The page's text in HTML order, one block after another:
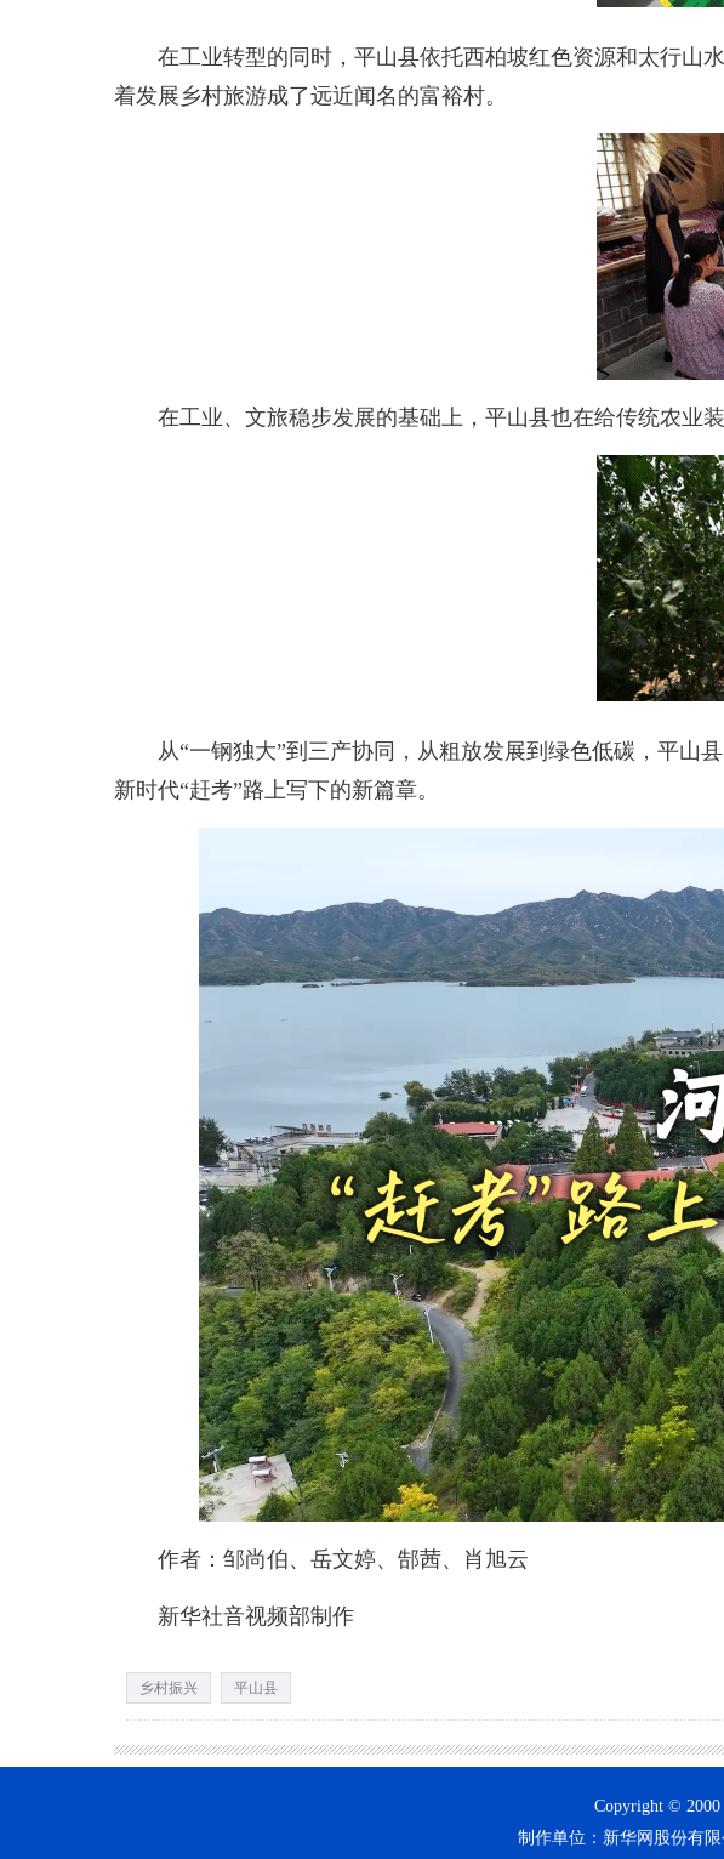
在工业转型的同时，平山县依托西柏坡红色资源和太行山水
着发展乡村旅游成了远近闻名的富裕村。
在工业、文旅稳步发展的基础上，平山县也在给传统农业装
从“一钢独大”到三产协同，从粗放发展到绿色低碳，平山
新时代“赶考”路上写下的新篇章。
作者：邹尚伯、岳文婷、郜茜、肖旭云
新华社音视频部制作
乡村振兴 平山县
Copyright ©
制作单位：新华网股份有